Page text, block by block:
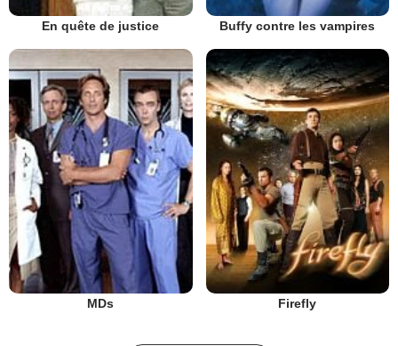
En quête de justice Buffy contre les vampires
MDs Firefly